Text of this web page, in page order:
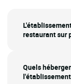
restaurant sur
Quels